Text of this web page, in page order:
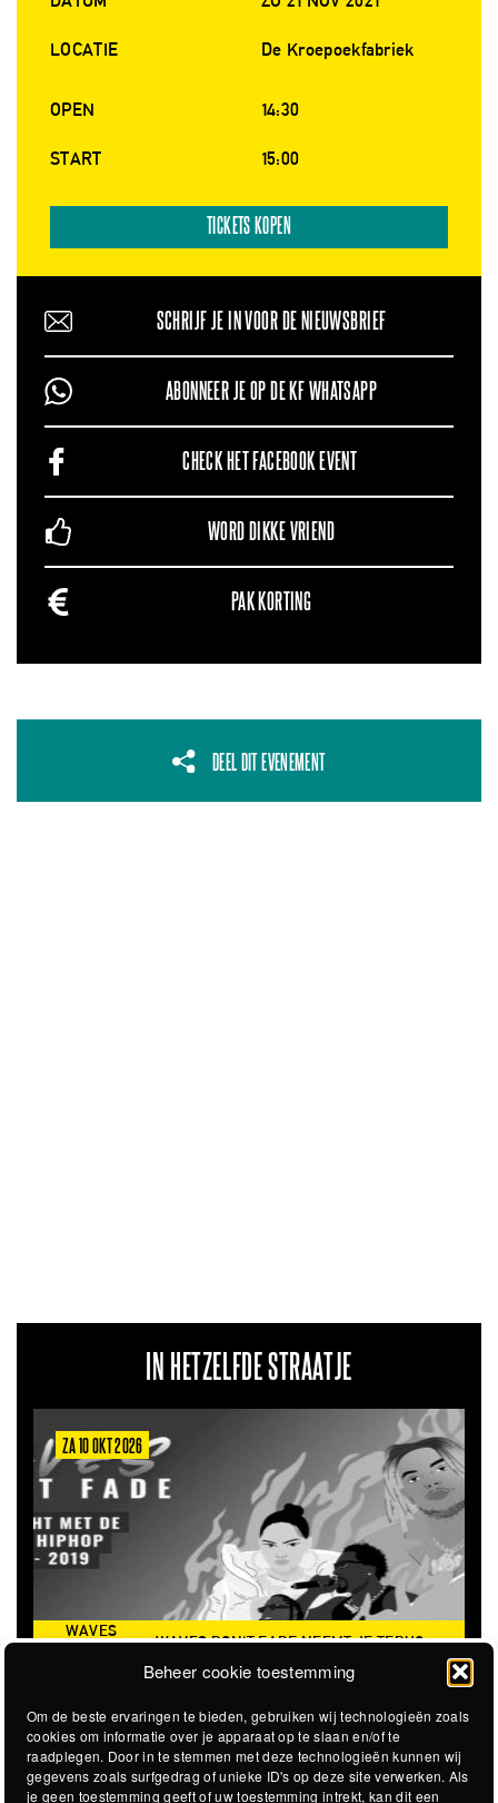
Beheer cookie toestemming
Om de beste ervaringen te bieden, gebruiken wij technologieën zoals
cookies om informatie over je apparaat op te slaan en/of te
raadplegen. Door in te stemmen met deze technologieën kunnen wij
gegevens zoals surfgedrag of unieke ID's op deze site verwerken. Als
je geen toestemming geeft of uw toestemming intrekt, kan dit een
LOCATIE De Kroepoekfabriek
OPEN 14:30
START 15:00
TICKETS KOPEN
SCHRIJF JE IN VOOR DE NIEUWSBRIEF
ABONNEER JE OP DE KF WHATSAPP
CHECK HET FACEBOOK EVENT
WORD DIKKE VRIEND
PAK KORTING
DEEL DIT EVENEMENT
IN HETZELFDE STRAATJE
DON'T FADE NEEMT JE TERUG
DE ICONISCHE ZOMER VAN 2016
ZA 6 MRT 2027
THE CLOVERHEARTS